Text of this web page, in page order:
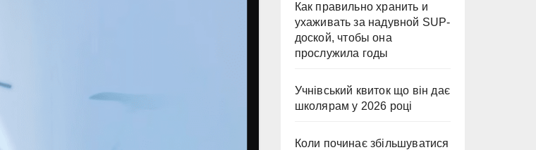
Как правильно хранить и
ухаживать за надувной SUP-
доской, чтобы она
прослужила годы
Учнівський квиток що він дає
школярам у 2026 році
Коли починає збільшуватися